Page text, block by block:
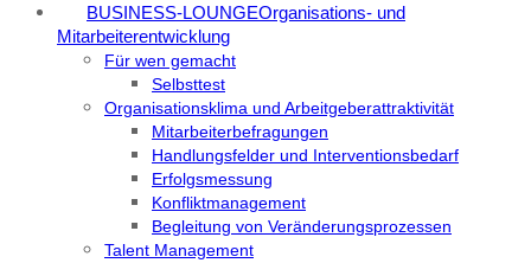
BUSINESS-LOUNGEOrganisations- und
Mitarbeiterentwicklung
Für wen gemacht
Selbsttest
Organisationsklima und Arbeitgeberattraktivität
Mitarbeiterbefragungen
Handlungsfelder und Interventionsbedarf
Erfolgsmessung
Konfliktmanagement
Begleitung von Veränderungsprozessen
Talent Management